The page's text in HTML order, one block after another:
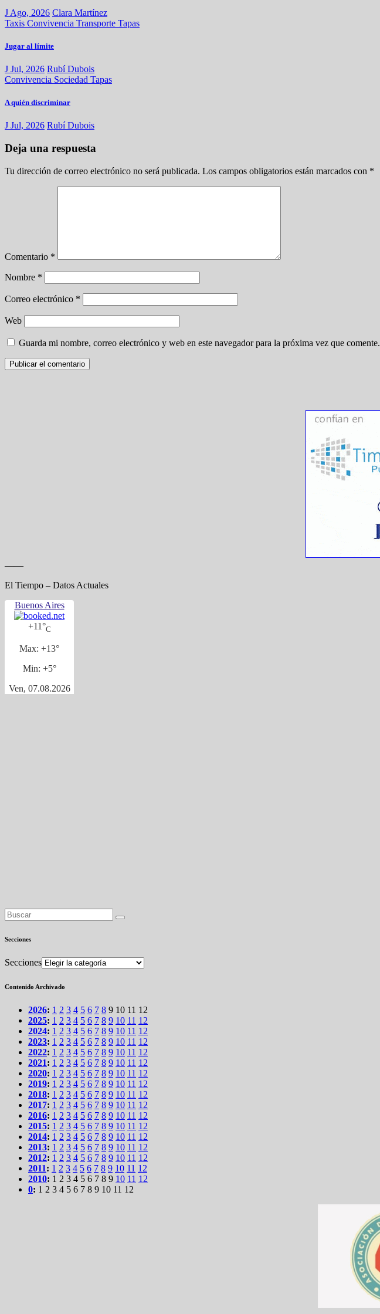
J Ago, 2026 Clara Martínez
Taxis Convivencia Transporte Tapas
Jugar al límite
J Jul, 2026 Rubí Dubois
Convivencia Sociedad Tapas
A quién discriminar
J Jul, 2026 Rubí Dubois
Deja una respuesta
Tu dirección de correo electrónico no será publicada. Los campos obligatorios están marcados con *
Comentario *
Nombre *
Correo electrónico *
Web
Guarda mi nombre, correo electrónico y web en este navegador para la próxima vez que comente.
——
El Tiempo – Datos Actuales
Buenos Aires
+11°C
Max: +13°
Min: +5°
Ven, 07.08.2026
Secciones
Secciones
Contenido Archivado
2026: 1 2 3 4 5 6 7 8 9 10 11 12
2025: 1 2 3 4 5 6 7 8 9 10 11 12
2024: 1 2 3 4 5 6 7 8 9 10 11 12
2023: 1 2 3 4 5 6 7 8 9 10 11 12
2022: 1 2 3 4 5 6 7 8 9 10 11 12
2021: 1 2 3 4 5 6 7 8 9 10 11 12
2020: 1 2 3 4 5 6 7 8 9 10 11 12
2019: 1 2 3 4 5 6 7 8 9 10 11 12
2018: 1 2 3 4 5 6 7 8 9 10 11 12
2017: 1 2 3 4 5 6 7 8 9 10 11 12
2016: 1 2 3 4 5 6 7 8 9 10 11 12
2015: 1 2 3 4 5 6 7 8 9 10 11 12
2014: 1 2 3 4 5 6 7 8 9 10 11 12
2013: 1 2 3 4 5 6 7 8 9 10 11 12
2012: 1 2 3 4 5 6 7 8 9 10 11 12
2011: 1 2 3 4 5 6 7 8 9 10 11 12
2010: 1 2 3 4 5 6 7 8 9 10 11 12
0: 1 2 3 4 5 6 7 8 9 10 11 12